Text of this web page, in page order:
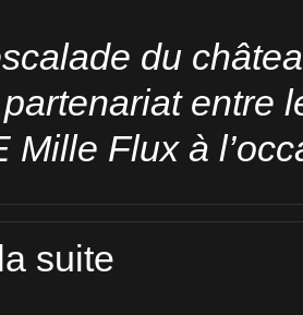
du
partenariat entre
Mille Flux à
suite